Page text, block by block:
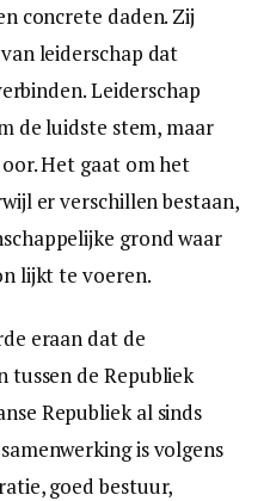
concrete daden. Zij
leiderschap dat
Leiderschap
de luidste stem, maar
Het gaat om het
er verschillen bestaan,
grond waar
lijkt te voeren.
eraan dat de
de Republiek
Republiek al sinds
is volgens
goed bestuur,